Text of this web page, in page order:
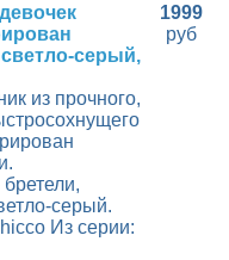
серый,
из прочного,
серый.
Из серии:
1999
руб